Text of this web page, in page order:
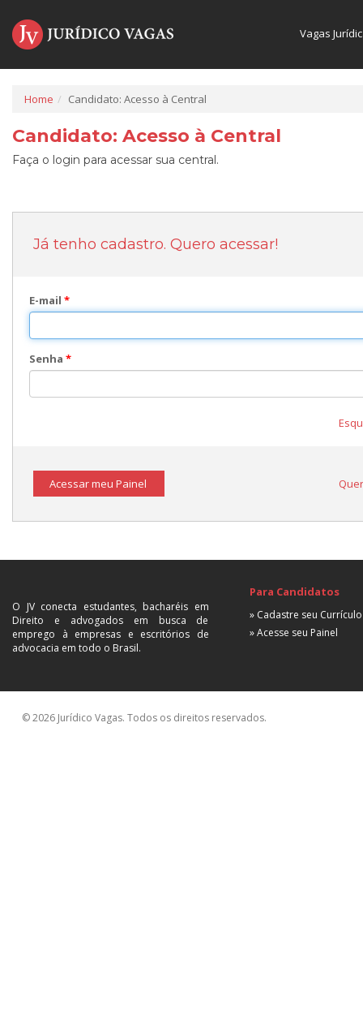
Vagas
Home Candidato: Acesso à Central
Candidato: Acesso à Central
Faça o login para acessar sua central.
Já tenho cadastro. Quero acessar!
E-mail *
Senha *
Acessar meu Painel
O JV conecta estudantes, bacharéis em
Direito e advogados em busca de
emprego à empresas e escritórios de
advocacia em todo o Brasil.
Para Candidatos
» Cadastre seu Currículo
» Acesse seu Painel
© 2026 Jurídico Vagas. Todos os direitos reservados.